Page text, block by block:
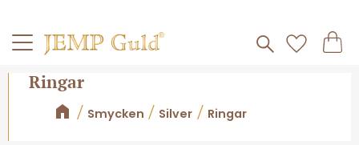
Meny
Smycken Silver Ringar
Ringar